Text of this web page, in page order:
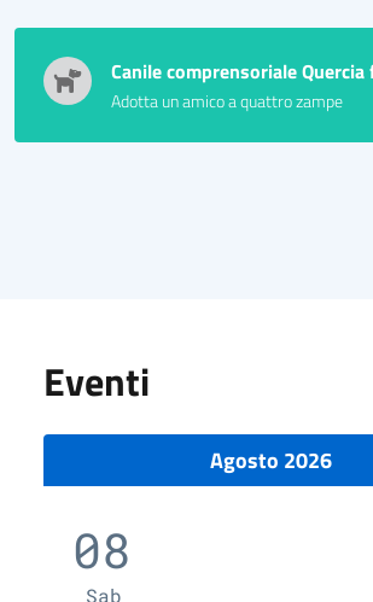
Canile comprensoriale
Adotta un amico a quattro zampe
Eventi
Agosto 2026
08
Sab